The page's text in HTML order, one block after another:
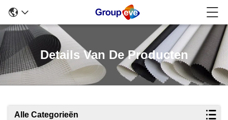
Details Van De Producten
Alle Categorieën